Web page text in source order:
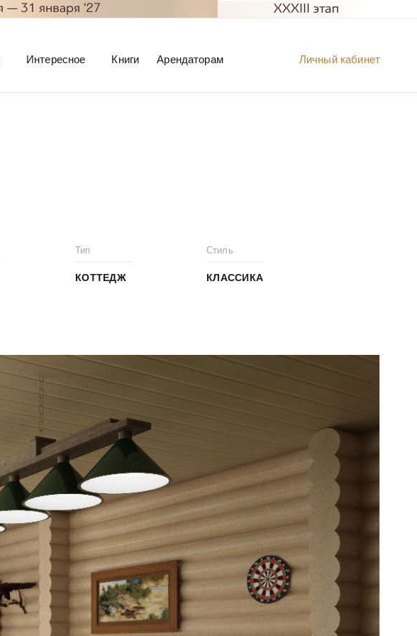
Личный кабинет
Интересное Книги Арендаторам
Тип
КОТТЕДЖ
Стиль
КЛАССИКА